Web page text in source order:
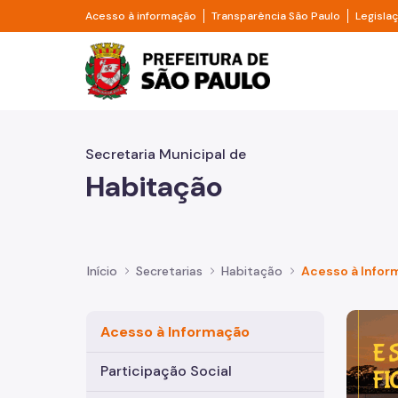
Pular para o Conteúdo principal
Acesso à informação Divisor de acesso à informação
Transparência São Paulo Divisor
Prefeitura de São
Secretaria Municipal de
Habitação
Início Secretarias Habitação Acesso à
Acesso à Informação
Participação Social